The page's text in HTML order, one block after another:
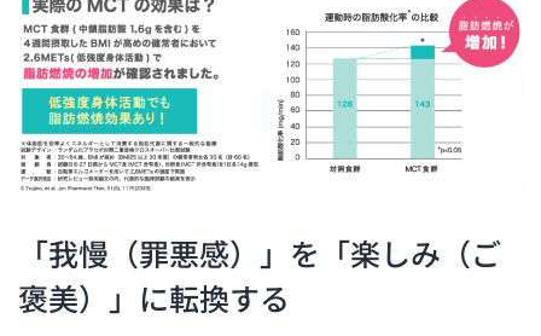
「我慢（罪悪感）」を「楽しみ（ご
褒美）」に転換する